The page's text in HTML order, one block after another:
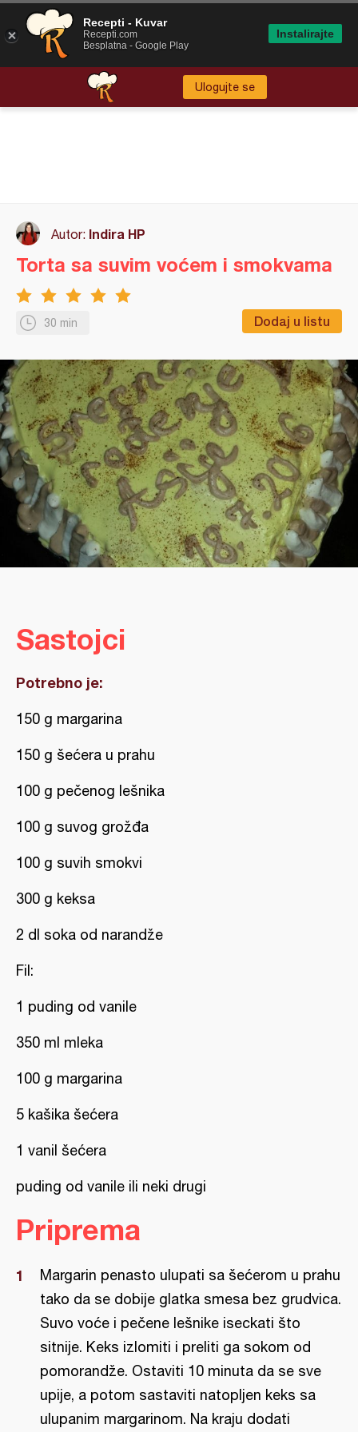
Ulogujte se
Autor: Indira HP
30 min Dodaj u listu
Torta sa suvim voćem i smokvama
Sastojci
Potrebno je:
150 g margarina
150 g šećera u prahu
100 g pečenog lešnika
100 g suvog grožđa
100 g suvih smokvi
300 g keksa
2 dl soka od narandže
Fil:
1 puding od vanile
350 ml mleka
100 g margarina
5 kašika šećera
1 vanil šećera
puding od vanile ili neki drugi
Priprema
Margarin penasto ulupati sa šećerom u prahu
tako da se dobije glatka smesa bez grudvica.
Suvo voće i pečene lešnike iseckati što
sitnije. Keks izlomiti i preliti ga sokom od
pomorandže. Ostaviti 10 minuta da se sve
upije, a potom sastaviti natopljen keks sa
ulupanim margarinom. Na kraju dodati
Recepti - Kuvar
Recepti.com
Besplatna - Google Play
Instalirajte